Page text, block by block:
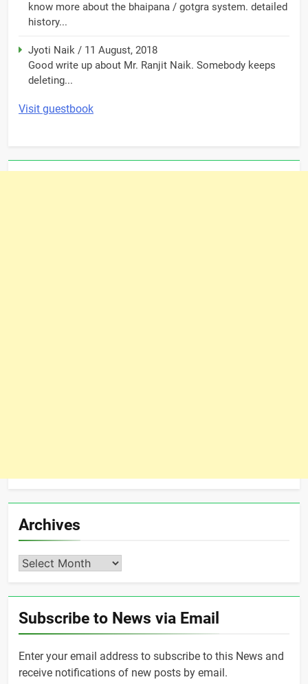
know more about the bhaipana / gotgra system. detailed
history...
Jyoti Naik / 11 August, 2018
Good write up about Mr. Ranjit Naik. Somebody keeps
deleting...
Visit guestbook
Archives
Archives
Subscribe to News via Email
Enter your email address to subscribe to this News and
receive notifications of new posts by email.